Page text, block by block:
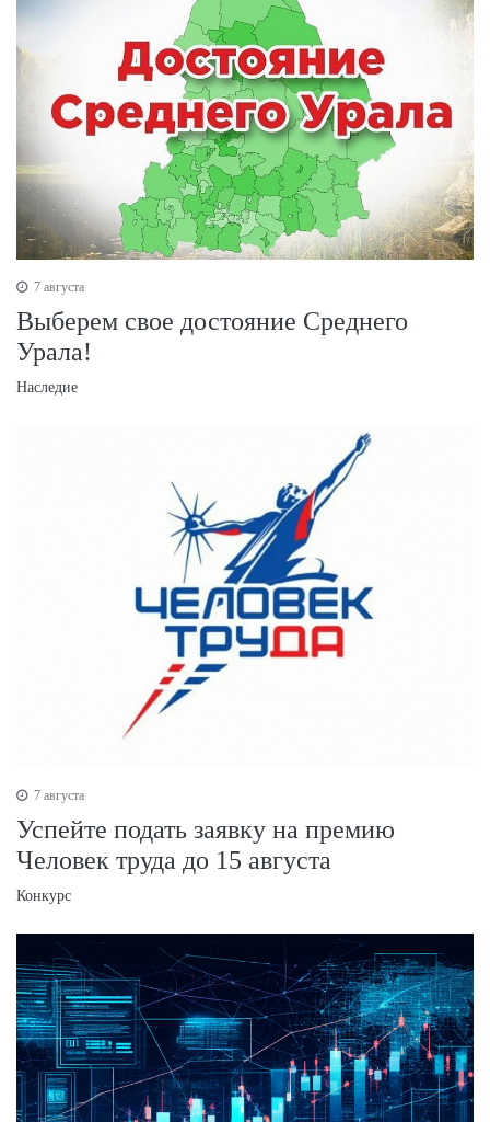
7 августа
Выберем свое достояние Среднего
Урала!
Наследие
7 августа
Успейте подать заявку на премию
Человек труда до 15 августа
Конкурс